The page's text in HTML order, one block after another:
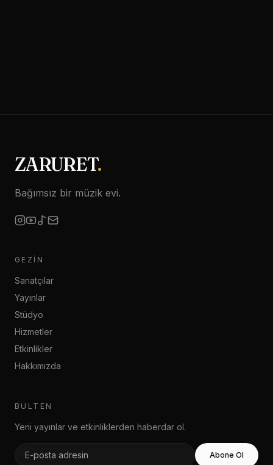
ZARURET.
Bağımsız bir müzik evi.
GEZIN
Sanatçılar
Yayınlar
Stüdyo
Hizmetler
Etkinlikler
Hakkımızda
BÜLTEN
Yeni yayınlar ve etkinliklerden haberdar ol.
Abone Ol